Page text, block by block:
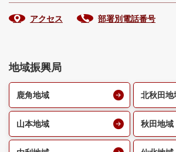
アクセス 部署別電話番号
地域振興局
鹿角地域 北秋田地
山本地域 秋田地域